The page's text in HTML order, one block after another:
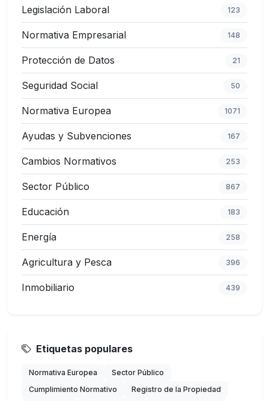
Legislación Laboral 123
Normativa Empresarial 148
Protección de Datos 21
Seguridad Social 50
Normativa Europea 1071
Ayudas y Subvenciones 167
Cambios Normativos 253
Sector Público 867
Educación 183
Energía 258
Agricultura y Pesca 396
Inmobiliario 439
Etiquetas populares
Normativa Europea
Sector Público
Cumplimiento Normativo
Registro de la Propiedad